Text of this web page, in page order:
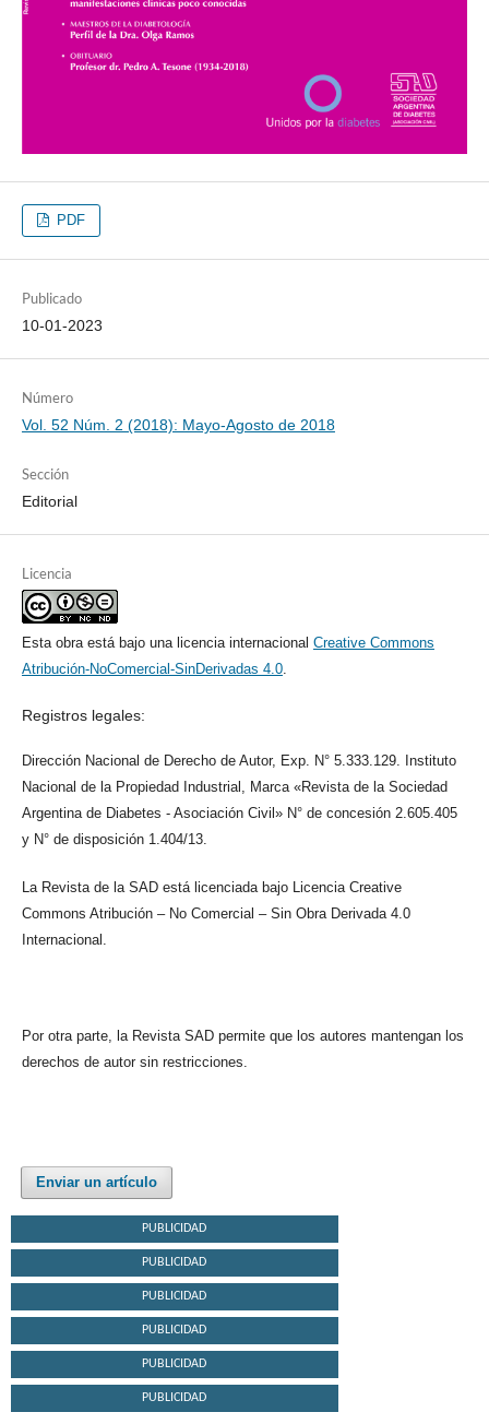
PDF
Publicado
10-01-2023
Número
Vol. 52 Núm. 2 (2018): Mayo-Agosto de 2018
Sección
Editorial
Licencia
Esta obra está bajo una licencia internacional Creative Commons
Atribución-NoComercial-SinDerivadas 4.0.
Registros legales:
Dirección Nacional de Derecho de Autor, Exp. N° 5.333.129. Instituto
Nacional de la Propiedad Industrial, Marca «Revista de la Sociedad
Argentina de Diabetes - Asociación Civil» N° de concesión 2.605.405
y N° de disposición 1.404/13.
La Revista de la SAD está licenciada bajo Licencia Creative
Commons Atribución – No Comercial – Sin Obra Derivada 4.0
Internacional.
Por otra parte, la Revista SAD permite que los autores mantengan los
derechos de autor sin restricciones.
Enviar un artículo
PUBLICIDAD
PUBLICIDAD
PUBLICIDAD
PUBLICIDAD
PUBLICIDAD
PUBLICIDAD